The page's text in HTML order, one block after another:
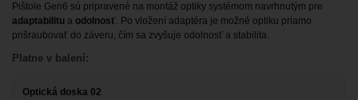
Pištole Gen6 sú pripravené na montáž optiky systémom navrhnutým pre
adaptabilitu a odolnosť. Po vložení adaptéra je možné optiku priamo
prišraubovať do záveru, čím sa zvyšuje odolnosť a stabilita.
Platne v balení:
Optická doska 02